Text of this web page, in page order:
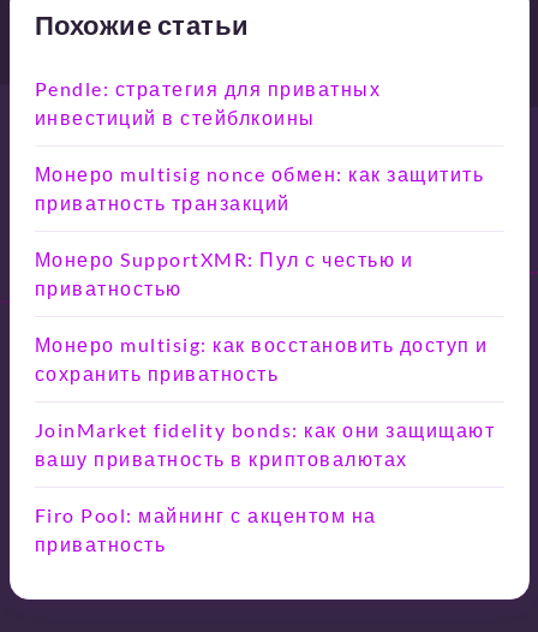
Похожие статьи
Pendle: стратегия для приватных
инвестиций в стейблкоины
Монеро multisig nonce обмен: как защитить
приватность транзакций
Монеро SupportXMR: Пул с честью и
приватностью
Монеро multisig: как восстановить доступ и
сохранить приватность
JoinMarket fidelity bonds: как они защищают
вашу приватность в криптовалютах
Firo Pool: майнинг с акцентом на
приватность